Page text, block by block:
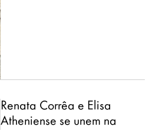
Renata Corrêa e Elisa
Atheniense se unem na